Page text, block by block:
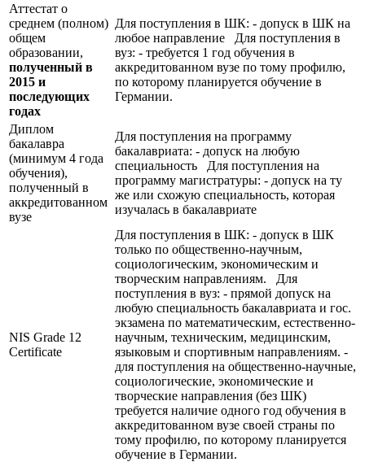
Аттестат о
среднем (полном)
общем
образовании,
полученный в
2015 и
последующих
годах
Для поступления в ШК: - допуск в ШК на
любое направление Для поступления в
вуз: - требуется 1 год обучения в
аккредитованном вузе по тому профилю,
по которому планируется обучение в
Германии.
Диплом
бакалавра
(минимум 4 года
обучения),
полученный в
аккредитованном
вузе
Для поступления на программу
бакалавриата: - допуск на любую
специальность Для поступления на
программу магистратуры: - допуск на ту
же или схожую специальность, которая
изучалась в бакалавриате
NIS Grade 12
Certificate
Для поступления в ШК: - допуск в ШК
только по общественно-научным,
социологическим, экономическим и
творческим направлениям. Для
поступления в вуз: - прямой допуск на
любую специальность бакалавриата и гос.
экзамена по математическим, естественно-
научным, техническим, медицинским,
языковым и спортивным направлениям. -
для поступления на общественно-научные,
социологические, экономические и
творческие направления (без ШК)
требуется наличие одного год обучения в
аккредитованном вузе своей страны по
тому профилю, по которому планируется
обучение в Германии.